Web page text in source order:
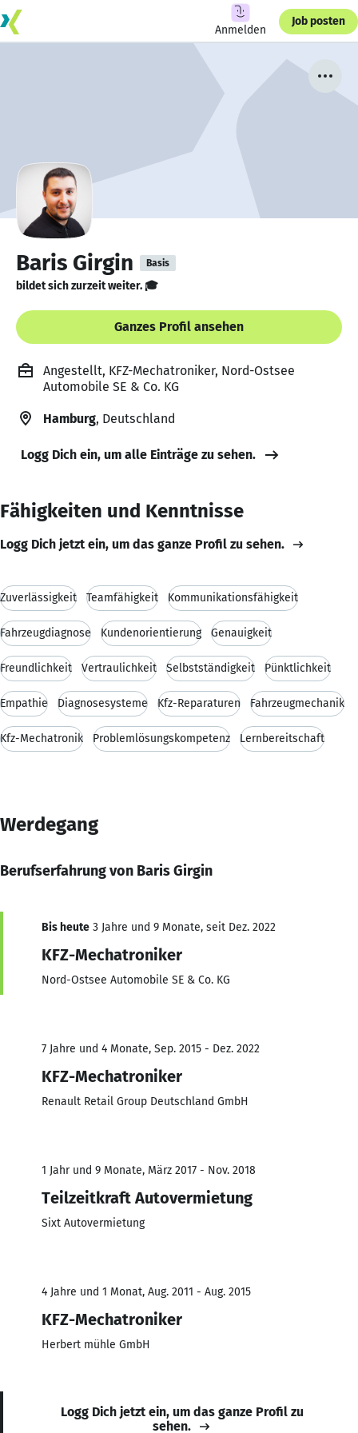
Anmelden
Job posten
Baris Girgin Basis
bildet sich zurzeit weiter. 🎓
Ganzes Profil ansehen
Angestellt, KFZ-Mechatroniker, Nord-Ostsee
Automobile SE & Co. KG
Hamburg, Deutschland
Logg Dich ein, um alle Einträge zu sehen.
Fähigkeiten und Kenntnisse
Logg Dich jetzt ein, um das ganze Profil zu sehen.
Zuverlässigkeit Teamfähigkeit Kommunikationsfähigkeit
Fahrzeugdiagnose Kundenorientierung Genauigkeit
Freundlichkeit Vertraulichkeit Selbstständigkeit Pünktlichkeit
Empathie Diagnosesysteme Kfz-Reparaturen Fahrzeugmechanik
Kfz-Mechatronik Problemlösungskompetenz Lernbereitschaft
Werdegang
Berufserfahrung von Baris Girgin
Bis heute 3 Jahre und 9 Monate, seit Dez. 2022
KFZ-Mechatroniker
Nord-Ostsee Automobile SE & Co. KG
7 Jahre und 4 Monate, Sep. 2015 - Dez. 2022
KFZ-Mechatroniker
Renault Retail Group Deutschland GmbH
1 Jahr und 9 Monate, März 2017 - Nov. 2018
Teilzeitkraft Autovermietung
Sixt Autovermietung
4 Jahre und 1 Monat, Aug. 2011 - Aug. 2015
KFZ-Mechatroniker
Herbert mühle GmbH
Logg Dich jetzt ein, um das ganze Profil zu
sehen.